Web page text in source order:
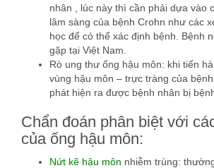
nhân , lúc này thì cần phải dựa vào
lâm sàng của bệnh Crohn như các
học để có thể xác định bệnh. Bệnh
gặp tại Việt Nam.
Rò ung thư ống hậu môn: khi tiến
vùng hậu môn – trực tràng của
phát hiện ra được bệnh nhân bị
Chẩn đoán phân biệt với
của ống hậu môn:
Nứt kẽ hậu môn nhiễm trùng: